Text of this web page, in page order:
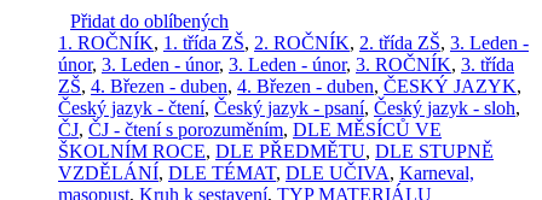
Přidat do oblíbených
1. ROČNÍK, 1. třída ZŠ, 2. ROČNÍK, 2. třída ZŠ, 3. Leden -
únor, 3. Leden - únor, 3. Leden - únor, 3. ROČNÍK, 3. třída
ZŠ, 4. Březen - duben, 4. Březen - duben, ČESKÝ JAZYK,
Český jazyk - čtení, Český jazyk - psaní, Český jazyk - sloh,
ČJ, ČJ - čtení s porozuměním, DLE MĚSÍCŮ VE
ŠKOLNÍM ROCE, DLE PŘEDMĚTU, DLE STUPNĚ
VZDĚLÁNÍ, DLE TÉMAT, DLE UČIVA, Karneval,
masopust, Kruh k sestavení, TYP MATERIÁLU